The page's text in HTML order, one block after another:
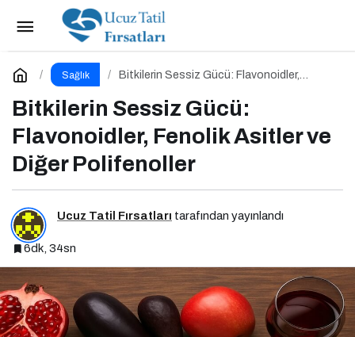
Sağlık
Bitkilerin Sessiz Gücü: Flavonoidler,
Bitkilerin Sessiz Gücü:
Flavonoidler, Fenolik Asitler ve
Diğer Polifenoller
Ucuz Tatil Fırsatları tarafından yayınlandı
6dk, 34sn
Göz Ovuşturmak Keratokonusa Yol Açabilir
Yorum Yap